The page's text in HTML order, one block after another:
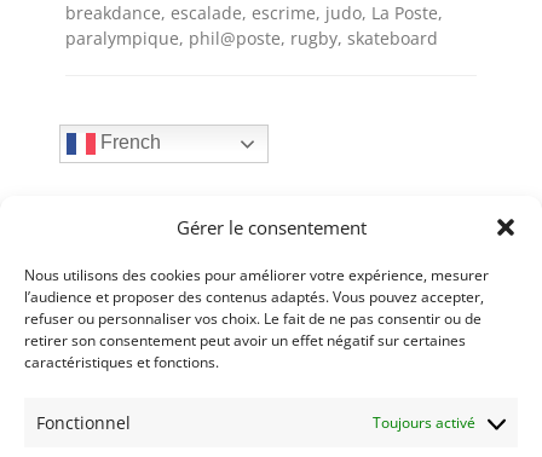
Gérer le consentement
Nous utilisons des cookies pour améliorer votre expérience, mesurer
l’audience et proposer des contenus adaptés. Vous pouvez accepter,
refuser ou personnaliser vos choix. Le fait de ne pas consentir ou de
retirer son consentement peut avoir un effet négatif sur certaines
caractéristiques et fonctions.
Fonctionnel Toujours activé
breakdance, escalade, escrime, judo, La Poste,
paralympique, phil@poste, rugby, skateboard
French
Articles récents
Esprit : Sports et Olympisme n°120 – 06-2026 7
juillet 2026
Esprit : Sports et Olympisme n°119 – 03-2026
Annulation : 2ème Salon de l’objet et du pin’s